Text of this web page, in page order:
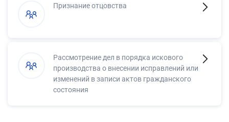
Признание отцовства
Рассмотрение дел в порядка искового
производства о внесении исправлений или
изменений в записи актов гражданского
состояния